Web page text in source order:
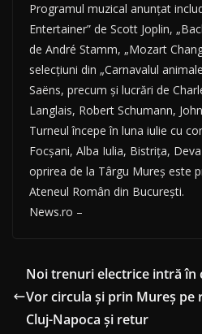
Programul muzical anunțat
Entertainer” de Scott Joplin,
de André Stamm, „Mozart
selecțiuni din „Carnavalul
Saëns, precum și lucrări de
Langlais, Robert Schumann,
Turneul începe în luna iulie cu
Focșani, Alba Iulia, Bistrița,
oprirea de la Târgu Mureș este
Ateneul Român din București.
News.ro –
Noi trenuri electrice intră în
Vor circula și prin Mureș
Cluj-Napoca şi retur